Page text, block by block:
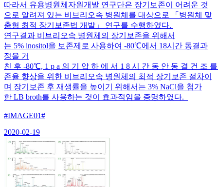
따라서 유용병원체자원개발 연구단은 장기보존이 어려운 것
으로 알려져 있는 비브리오속 병원체를 대상으로 「병원체 맞
춤형 최적 장기보존법 개발」 연구를 수행하였다.
연구결과 비브리오속 병원체의 장기보존을 위해서
는 5% inositol을 보존제로 사용하여 -80℃에서 18시간 동결과
정을 거
친 후 -80℃, 1 p a 의 기 압 하 에 서 1 8 시 간 동 안 동 결 건 조
존율 향상을 위한 비브리오속 병원체의 최적 장기보존 절차이
며 장기보존 후 재생률을 높이기 위해서는 3% NaCl을 첨가
한 LB broth를 사용하는 것이 효과적임을 증명하였다.
#IMAGE01#
2020-02-19